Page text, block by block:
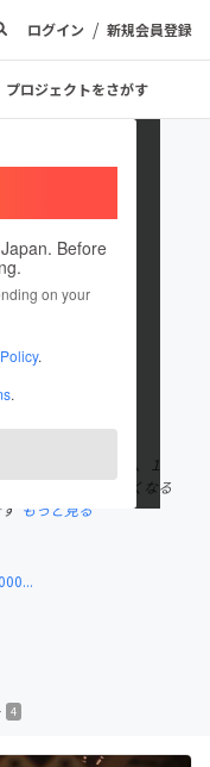
ログイン / 新規会員登録
プロジェクトをさがす
Before
on your
.
.
投稿しています
父から続く牧場で、１
と牛の関係性が良くなる
もっと見る
4